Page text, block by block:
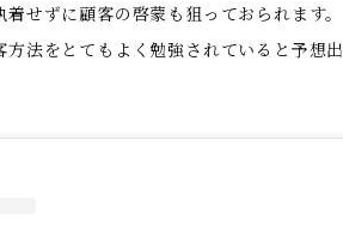
着せずに顧客の啓蒙も狙っておられます。
方法をとてもよく勉強されていると予想